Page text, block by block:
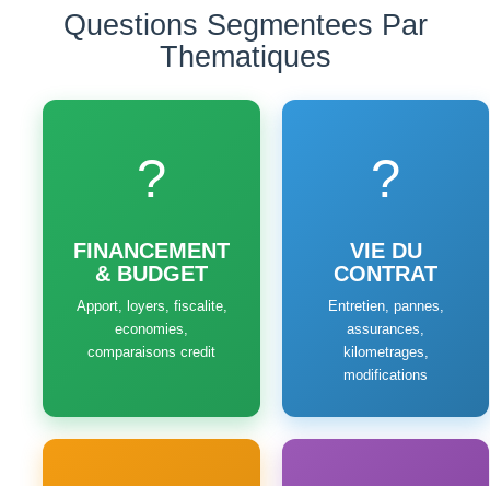
Questions Segmentees Par
Thematiques
?
FINANCEMENT
& BUDGET
Apport, loyers, fiscalite,
economies,
comparaisons credit
?
VIE DU
CONTRAT
Entretien, pannes,
assurances,
kilometrages,
modifications